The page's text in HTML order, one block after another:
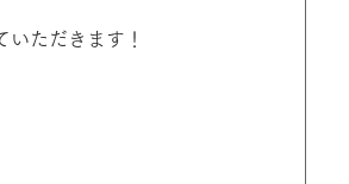
ただきます！